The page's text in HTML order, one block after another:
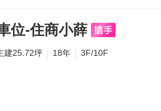
位-住商小薛
建25.72坪 18年 3F/10F